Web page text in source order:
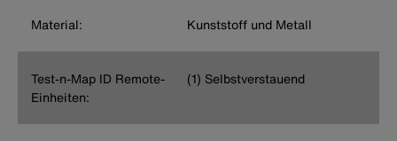
Material: Kunststoff und Metall
Test-n-Map ID Remote-
Einheiten:
(1) Selbstverstauend